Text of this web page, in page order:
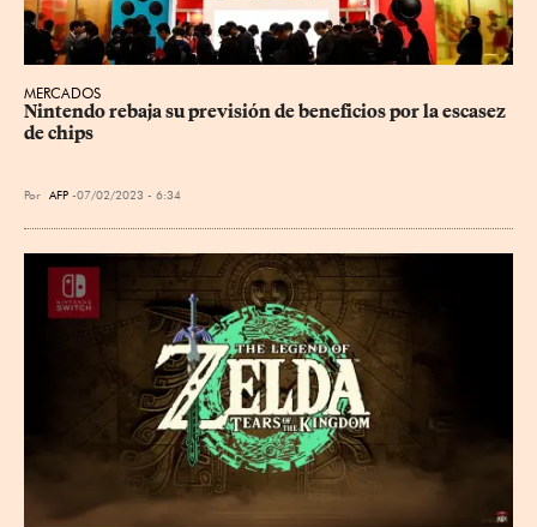
MERCADOS
Nintendo rebaja su previsión de beneficios por la escasez
de chips
Por AFP 07/02/2023 - 6:34